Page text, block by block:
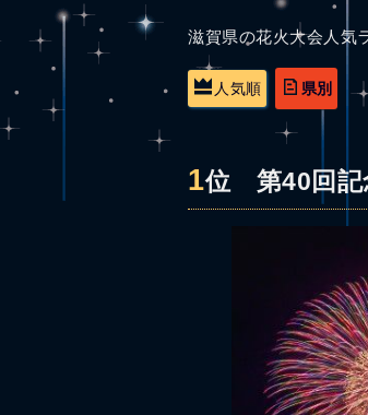
滋賀県の花火大会人気
人気順 県別
1位第40回記